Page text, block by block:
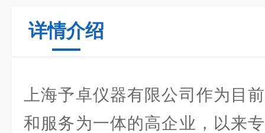
详情介绍
上海予卓仪器有限公司作为目
和服务为一体的高企业，以来